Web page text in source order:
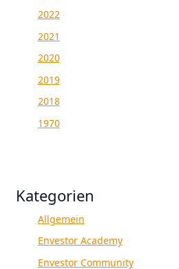
2022
2021
2020
2019
2018
1970
Kategorien
Allgemein
Envestor Academy
Envestor Community